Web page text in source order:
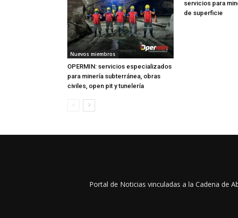
Nuevos miembros
OPERMIN: servicios especializados
para minería subterránea, obras
civiles, open pit y tunelería
servicios para
de superficie
Portal de Noticias vinculadas a la Cadena de